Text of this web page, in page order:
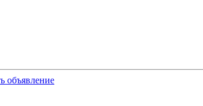
объявление